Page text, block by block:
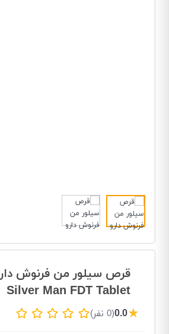
قرص سیلور من فرنوش
Silver Man FDT Tablet
★
0.0(0 نفر)